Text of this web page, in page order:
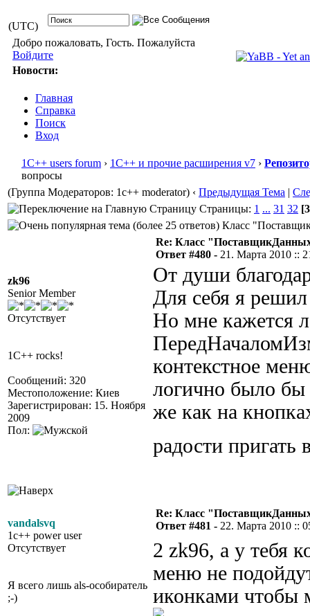
(UTC)
Добро пожаловать, Гость. Пожалуйста
Войдите
Новости:
Главная
Справка
Поиск
Вход
1С++ users forum › 1С++ и прочие расширения v7 ›
вопросы
(Группа Модераторов: 1c++ moderator) ‹ Предыдущая Тема |
Страницы: 1 ... 31 32
Класс
zk96
Senior Member
Отсутствует
1C++ rocks!
Сообщений: 320
Местоположение: Киев
Зарегистрирован: 15. Ноября
2009
Пол:
Re: Класс
Ответ #480 - 21. Марта 2010 ::
От души
Для себя я
Но мне кажется
контекстное
логично было бы
же как на
радости
vandalsvq
1c++ power user
Отсутствует
Я всего лишь als-особиратель
;-)
Re: Класс
Ответ #481 - 22. Марта 2010 ::
2 zk96, а у тебя
меню не
иконками чтобы